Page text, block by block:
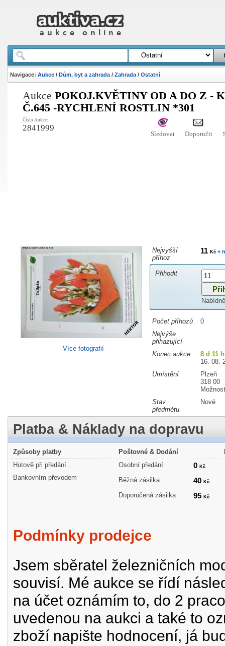
Navigace: Aukce/ Dům, byt a zahrada/ Zahrada/ Ostatní
Aukce POKOJ.KVĚTINY OD A DO Z -
Č.645 -RYCHLENÍ ROSTLIN *301
Číslo Aukce:
2841999
Sledovat Doporučit
Více fotografií
Nejvyšší
příhoz
11 Kč+
Přihodit
Počet příhozů
0
Nejvýše
přihazující
Konec aukce
8 d 11
16. 08.
Umístění
Plzeň
318 00
Stav
předmětu
Nové
Platba & Náklady na dopravu
Způsoby platby
Hotově při předání
Bankovním převodem
Poštovné & Dodání
Osobní předání
0 Kč
Běžná zásilka 40 Kč
Doporučená zásilka 95 Kč
Podmínky prodejce
Jsem sběratel železničních
souvisí. Mé aukce se řídí
na účet oznámím to, do 2
uvedenou na aukci a také to
zboží napište hodnocení, já